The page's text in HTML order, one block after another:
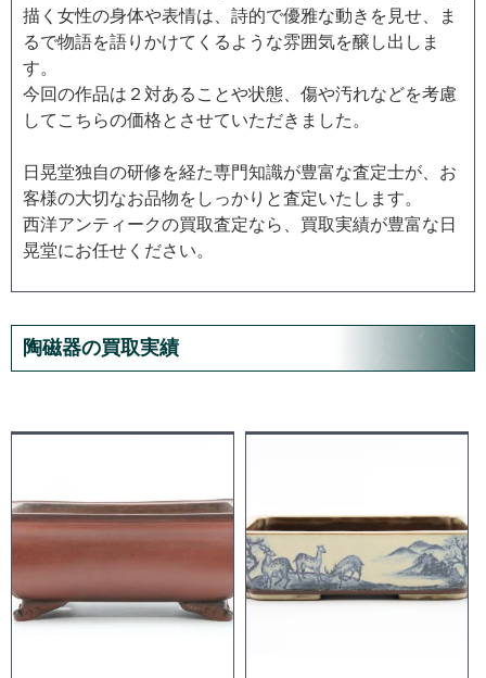
描く女性の身体や表情は、詩的で優雅な動きを見せ、ま
るで物語を語りかけてくるような雰囲気を醸し出しま
す。
今回の作品は２対あることや状態、傷や汚れなどを考慮
してこちらの価格とさせていただきました。
日晃堂独自の研修を経た専門知識が豊富な査定士が、お
客様の大切なお品物をしっかりと査定いたします。
西洋アンティークの買取査定なら、買取実績が豊富な日
晃堂にお任せください。
陶磁器の買取実績